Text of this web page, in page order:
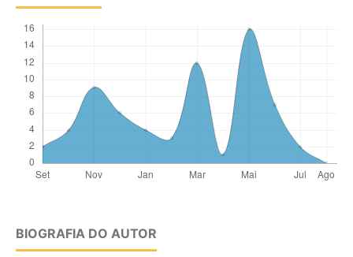
BIOGRAFIA DO AUTOR